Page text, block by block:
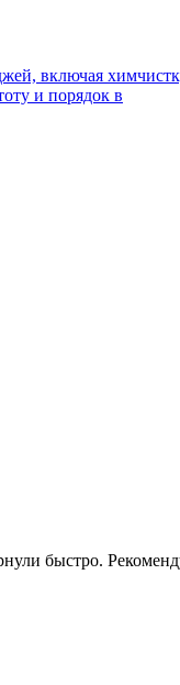
включая
и порядок в
быстро.